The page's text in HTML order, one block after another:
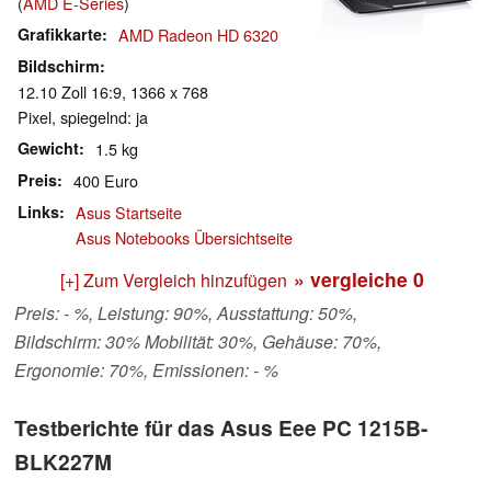
Grafikkarte AMD Radeon HD 6320
Bildschirm
12.10 Zoll 16:9, 1366 x 768
Pixel, spiegelnd: ja
Gewicht 1.5 kg
Preis 400 Euro
Links
Asus Startseite
Asus Notebooks Übersichtseite
[+] Zum Vergleich hinzufügen » vergleiche 0
Preis: - %, Leistung: 90%, Ausstattung: 50%,
Bildschirm: 30% Mobilität: 30%, Gehäuse: 70%,
Ergonomie: 70%, Emissionen: - %
Testberichte für das Asus Eee PC 1215B-
BLK227M